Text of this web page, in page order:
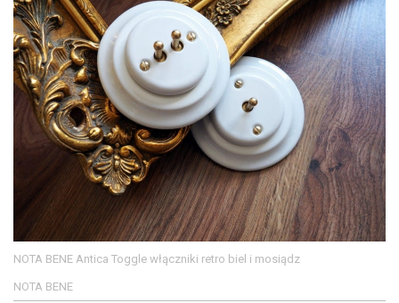
NOTA BENE Antica Toggle włączniki retro biel i mosiądz
NOTA BENE